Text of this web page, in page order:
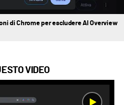
di Chrome per escludere AI Overview
VIDEO